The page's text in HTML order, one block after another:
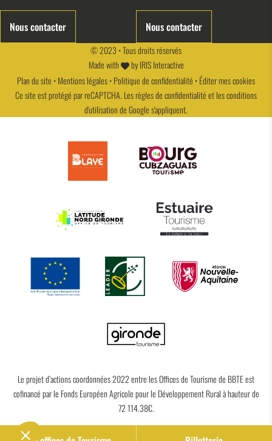
Nous contacter Nous contacter
© 2023 • Tous droits réservés
Made with
byIRIS Interactive
Plan du site •Mentions légales•Politique de confidentialité •Éditer mes cookies
Ce site est protégé par reCAPTCHA. Lesrègles de confidentialitéet lesconditions
d'utilisationde Google s'appliquent.
Le projet d’actions coordonnées 2022 entre les Offices de Tourisme de BBTE est
cofinancé par le Fonds Européen Agricole pour le Développement Rural à hauteur de
72 114.38€.